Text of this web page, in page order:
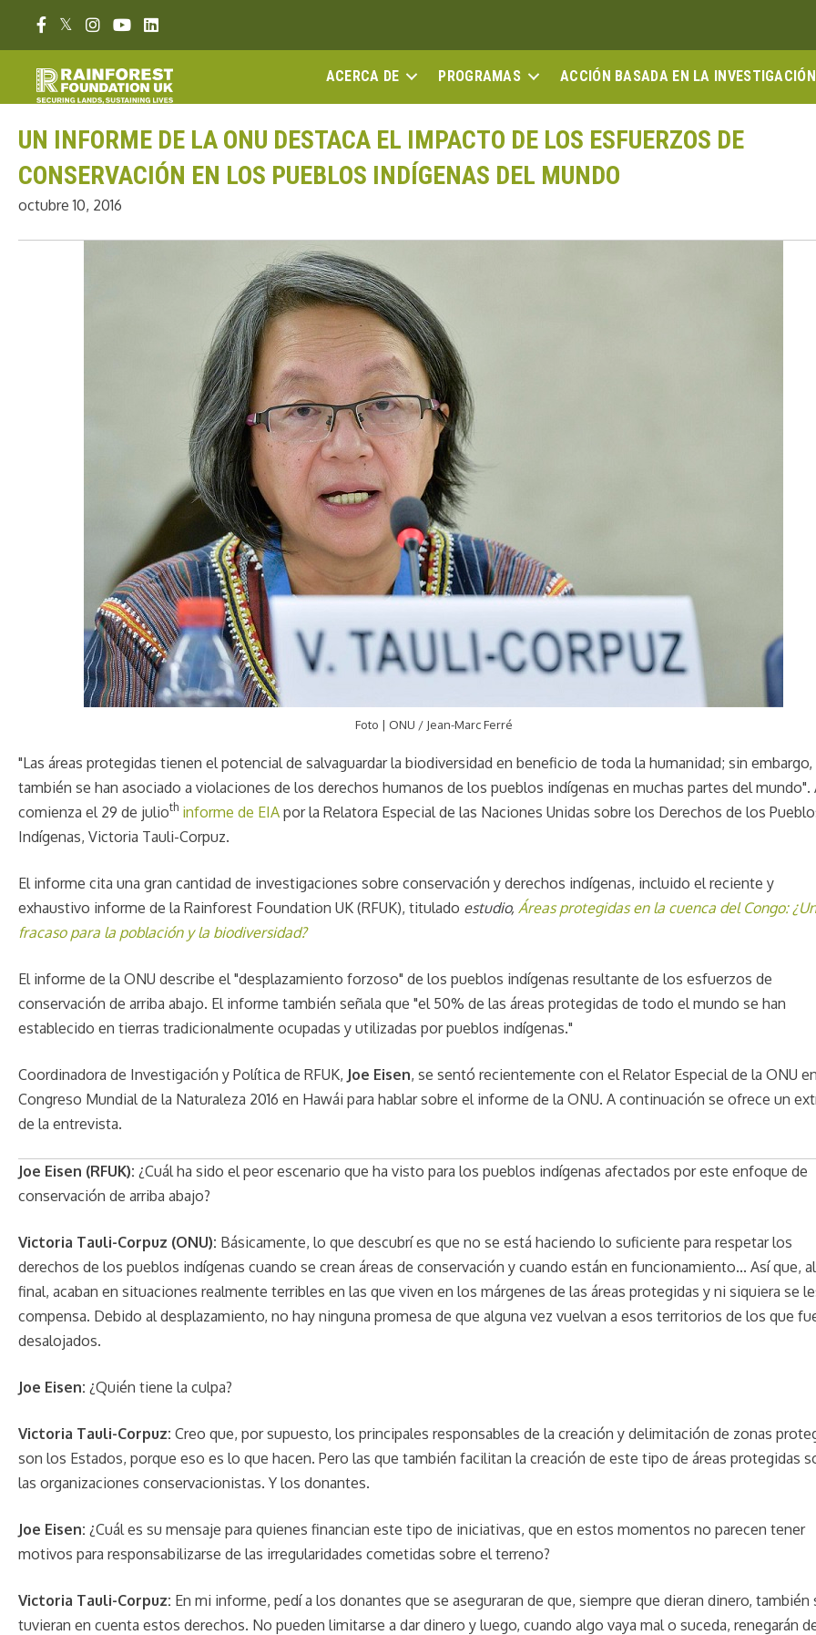
Enlace Facebook
Enlace Twitter
Enlace Instagram
Enlace Youtube
Linkedin link
ACERCA DE PROGRAMAS ACCIÓN BASADA EN LA INVESTIGACIÓN
UN INFORME DE LA ONU DESTACA EL IMPACTO DE LOS ESFUERZOS DE
CONSERVACIÓN EN LOS PUEBLOS INDÍGENAS DEL MUNDO
octubre 10, 2016
Foto | ONU / Jean-Marc Ferré
"Las áreas protegidas tienen el potencial de salvaguardar la biodiversidad en beneficio de toda la humanidad; sin embargo,
también se han asociado a violaciones de los derechos humanos de los pueblos indígenas en muchas partes del mundo".
comienza el 29 de julioth informe de EIA por la Relatora Especial de las Naciones Unidas sobre los Derechos de los
Indígenas, Victoria Tauli-Corpuz.
El informe cita una gran cantidad de investigaciones sobre conservación y derechos indígenas, incluido el reciente y
exhaustivo informe de la Rainforest Foundation UK (RFUK), titulado estudio, Áreas protegidas en la cuenca del Congo: ¿Un
fracaso para la población y la biodiversidad?
El informe de la ONU describe el "desplazamiento forzoso" de los pueblos indígenas resultante de los esfuerzos de
conservación de arriba abajo. El informe también señala que "el 50% de las áreas protegidas de todo el mundo se han
establecido en tierras tradicionalmente ocupadas y utilizadas por pueblos indígenas."
Coordinadora de Investigación y Política de RFUK, Joe Eisen, se sentó recientemente con el Relator Especial de la ONU
Congreso Mundial de la Naturaleza 2016 en Hawái para hablar sobre el informe de la ONU. A continuación se ofrece un
de la entrevista.
Joe Eisen (RFUK): ¿Cuál ha sido el peor escenario que ha visto para los pueblos indígenas afectados por este enfoque de
conservación de arriba abajo?
Victoria Tauli-Corpuz (ONU): Básicamente, lo que descubrí es que no se está haciendo lo suficiente para respetar los
derechos de los pueblos indígenas cuando se crean áreas de conservación y cuando están en funcionamiento... Así que, al
final, acaban en situaciones realmente terribles en las que viven en los márgenes de las áreas protegidas y ni siquiera se
compensa. Debido al desplazamiento, no hay ninguna promesa de que alguna vez vuelvan a esos territorios de los que
desalojados.
Joe Eisen: ¿Quién tiene la culpa?
Victoria Tauli-Corpuz: Creo que, por supuesto, los principales responsables de la creación y delimitación de zonas
son los Estados, porque eso es lo que hacen. Pero las que también facilitan la creación de este tipo de áreas protegidas
las organizaciones conservacionistas. Y los donantes.
Joe Eisen: ¿Cuál es su mensaje para quienes financian este tipo de iniciativas, que en estos momentos no parecen tener
motivos para responsabilizarse de las irregularidades cometidas sobre el terreno?
Victoria Tauli-Corpuz: En mi informe, pedí a los donantes que se aseguraran de que, siempre que dieran dinero, también
tuvieran en cuenta estos derechos. No pueden limitarse a dar dinero y luego, cuando algo vaya mal o suceda, renegarán